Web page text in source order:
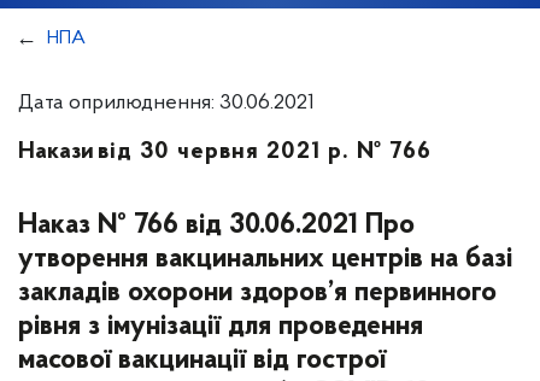
НПА
Дата оприлюднення: 30.06.2021
Накази від 30 червня 2021 р. № 766
Наказ № 766 від 30.06.2021 Про
утворення вакцинальних центрів на базі
закладів охорони здоров’я первинного
рівня з імунізації для проведення
масової вакцинації від гострої